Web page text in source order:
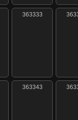
363333
363343